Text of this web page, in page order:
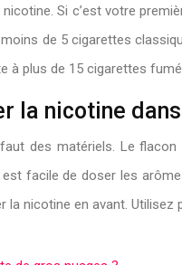
Si c’est votre
de 5 cigarettes
à plus de 15 cigarettes
la nicotine dans
des matériels. Le flacon
facile de doser les
nicotine en avant.